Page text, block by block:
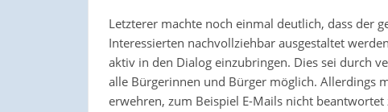
Letzterer machte noch einmal deutlich, dass der
Interessierten nachvollziehbar ausgestaltet
aktiv in den Dialog einzubringen. Dies sei durch
alle Bürgerinnen und Bürger möglich. Allerdings
erwehren, zum Beispiel E-Mails nicht beantwortet